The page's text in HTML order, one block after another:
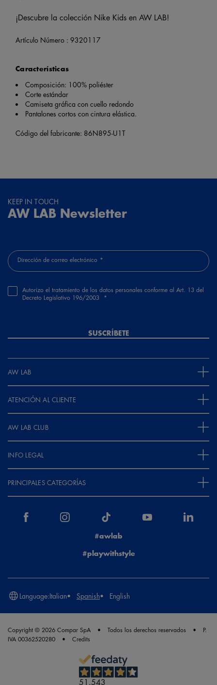
¡Descubre la colección Nike Kids en AW LAB!
Artículo Número : 9320117
Características
Composición: 100% poliéster
Corte estándar
Camiseta gráfica con cuello redondo
Pantalones cortos con cintura elástica.
Código del fabricante: 86N895-U1T
KEEP IN TOUCH
AW LAB Newsletter
Dirección de correo electrónico
Autorizo el tratamiento de los datos personales conforme al Art. 13 del
Decreto Legislativo 196/2003
SUSCRÍBETE
AW LAB
ATENCIÓN AL CLIENTE
AW LAB CLUB
INFO LEGAL
PRINCIPALES CATEGORÍAS
#awlab
#playwithstyle
Language:Italian Spanish English
Copyright © 2026 Compar SpA Todos los derechos reservados
P.
IVA 00362520280
Credits
51.543